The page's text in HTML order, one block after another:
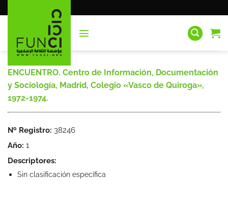
al
ENCUENTRO. Centro de Información, Documentación
y Sociología, Madrid, Colegio «Vasco de Quiroga»,
1972-1974.
Nº Registro: 38246
Año: 1
Descriptores:
Sin clasificación específica